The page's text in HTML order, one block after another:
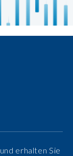
erhalten Sie